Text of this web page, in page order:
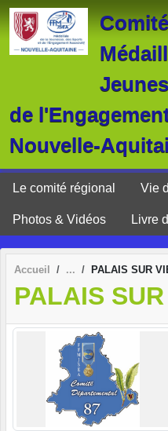
de
Nouvelle-
Le comité régional Vie
Photos & Vidéos Livre
Accueil PALAIS SUR
PALAIS
Panneau de gestion des